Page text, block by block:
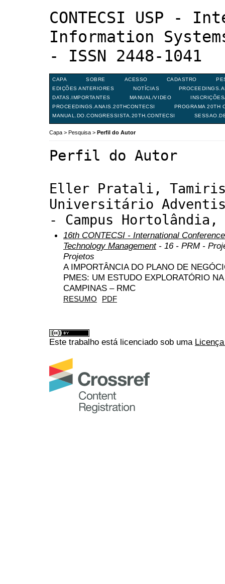
CONTECSI USP -
Information
- ISSN 2448-1041
CAPA SOBRE ACESSO CADASTRO
EDIÇÕES ANTERIORES
NOTÍCIAS
DATAS.IMPORTANTES
MANUAL/VIDEO
PROCEEDINGS.ANAIS.20THCONTECSI
PROGRAMA 20TH
MANUAL.DO.CONGRESSISTA.20TH.CONTECSI
Capa > Pesquisa > Perfil do Autor
Perfil do Autor
Eller Pratali,
Universitário
- Campus
16th CONTECSI - International
Technology Management- 16 - PRM -
Projetos
A IMPORTÂNCIA DO PLANO DE
PMES: UM ESTUDO EXPLORATÓRIO
CAMPINAS – RMC
RESUMO PDF
Este trabalho está licenciado sob uma